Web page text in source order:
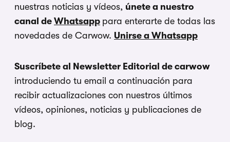
nuestras noticias y vídeos, únete a nuestro
canal de Whatsapp para enterarte de todas las
novedades de Carwow. Unirse a Whatsapp
Suscríbete al Newsletter Editorial de carwow
introduciendo tu email a continuación para
recibir actualizaciones con nuestros últimos
vídeos, opiniones, noticias y publicaciones de
blog.